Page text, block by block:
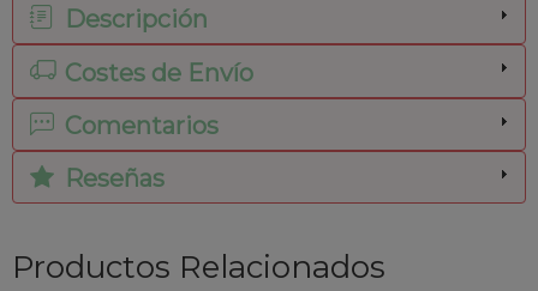
Descripción
Costes de Envío
Comentarios
Reseñas
Productos Relacionados